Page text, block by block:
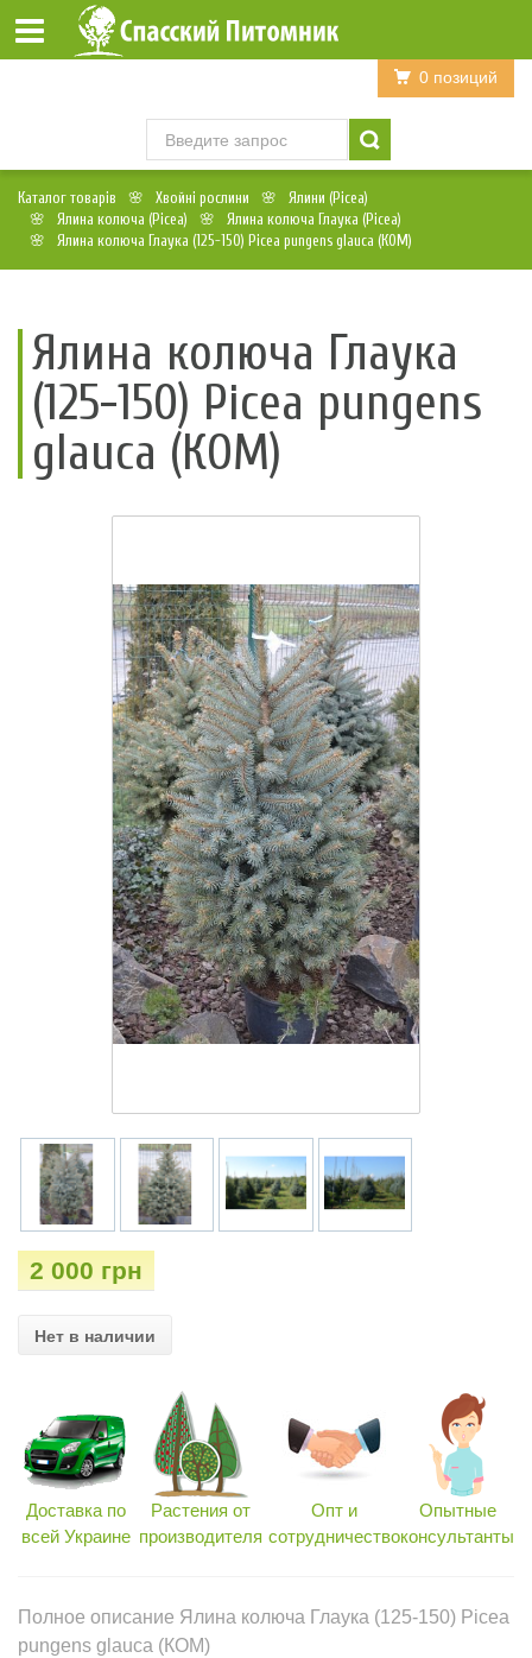
Войти Регистрация
0 позиций
Каталог товарів Хвойні рослини
Ялини (Picea)
Ялина колюча (Picea)
Ялина колюча Глаука (Picea)
Ялина колюча Глаука (125-150) Picea pungens glauca (КОМ)
Ялина колюча Глаука
(125-150) Picea pungens
glauca (КОМ)
2 000 грн
Нет в наличии
Доставка по
всей Украине
Растения от
производителя
Опт и
сотрудничество
Опытные
консультанты
Полное описание Ялина колюча Глаука (125-150) Picea
pungens glauca (КОМ)